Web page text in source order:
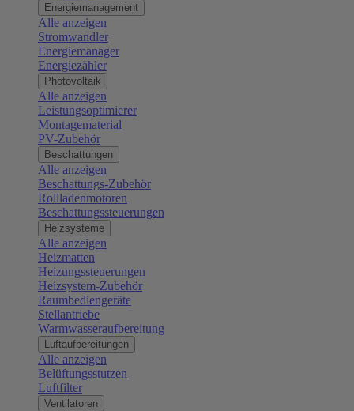
Energiemanagement
Alle anzeigen
Stromwandler
Energiemanager
Energiezähler
Photovoltaik
Alle anzeigen
Leistungsoptimierer
Montagematerial
PV-Zubehör
Beschattungen
Alle anzeigen
Beschattungs-Zubehör
Rollladenmotoren
Beschattungssteuerungen
Heizsysteme
Alle anzeigen
Heizmatten
Heizungssteuerungen
Heizsystem-Zubehör
Raumbediengeräte
Stellantriebe
Warmwasseraufbereitung
Luftaufbereitungen
Alle anzeigen
Belüftungsstutzen
Luftfilter
Ventilatoren